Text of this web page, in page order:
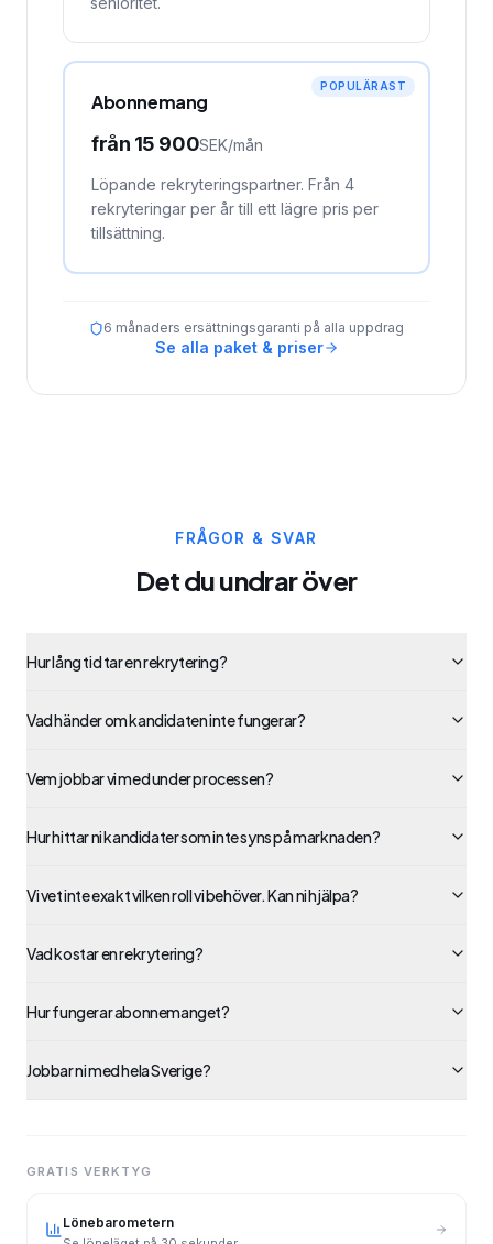
POPULÄRAST
Abonnemang
från 15 900SEK/mån
Löpande rekryteringspartner. Från 4
rekryteringar per år till ett lägre pris per
tillsättning.
6 månaders ersättningsgaranti på alla uppdrag
Se alla paket & priser
FRÅGOR & SVAR
Det du undrar över
Hur lång tid tar en rekrytering?
Vad händer om kandidaten inte fungerar?
Vem jobbar vi med under processen?
Hur hittar ni kandidater som inte syns på marknaden?
Vi vet inte exakt vilken roll vi behöver. Kan ni hjälpa?
Vad kostar en rekrytering?
Hur fungerar abonnemanget?
Jobbar ni med hela Sverige?
GRATIS VERKTYG
Lönebarometern